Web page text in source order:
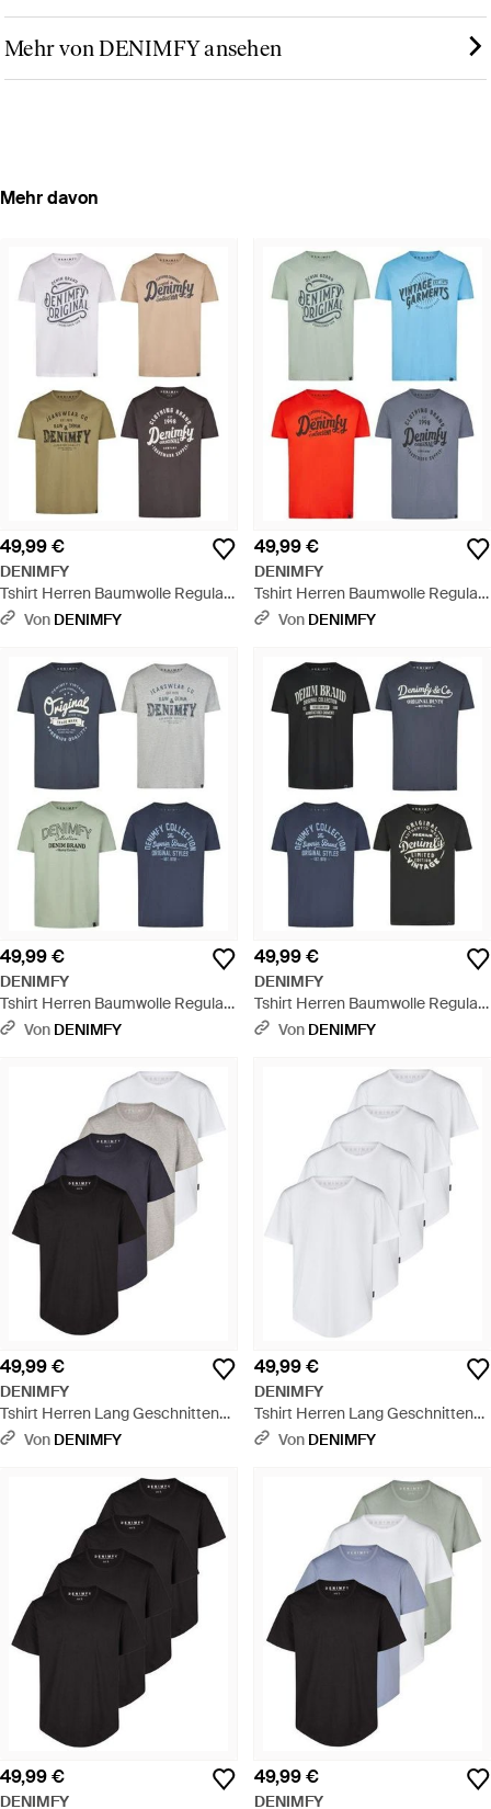
Mehr von DENIMFY ansehen
Mehr davon
49,99 €
DENIMFY
Tshirt Herren Baumwolle Regular
Fit Dfnuri 4Er Pack Set - Weiß
Von DENIMFY
49,99 €
DENIMFY
Tshirt Herren Baumwolle Regular
Fit Dfnuri 4Er Pack Set - Blau
Von DENIMFY
49,99 €
DENIMFY
Tshirt Herren Baumwolle Regular
Fit Dfnuri 4Er Pack Set - Blau
Von DENIMFY
49,99 €
DENIMFY
Tshirt Herren Baumwolle Regular
Fit Dfnuri 4Er Pack Set - Schwarz
Von DENIMFY
49,99 €
DENIMFY
Tshirt Herren Lang Geschnitten
Set 100% Baumwolle Regular Fit
Von DENIMFY
49,99 €
DENIMFY
Tshirt Herren Lang Geschnitten
Set 100% Baumwolle Regular Fit
Von DENIMFY
49,99 €
DENIMFY
49,99 €
DENIMFY